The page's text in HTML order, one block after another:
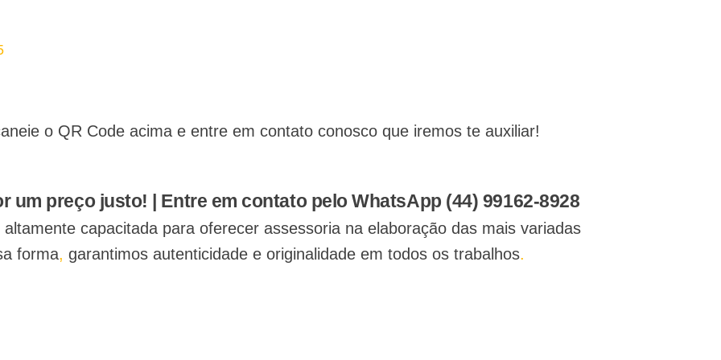
o QR Code acima e entre em contato conosco que iremos te auxiliar!
um preço justo! | Entre em contato pelo WhatsApp (44) 99162-8928
capacitada para oferecer assessoria na elaboração das mais variadas
forma, garantimos autenticidade e originalidade em todos os trabalhos.